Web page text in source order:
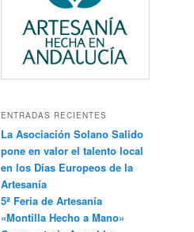
ENTRADAS RECIENTES
La Asociación Solano Salido
pone en valor el talento local
en los Días Europeos de la
Artesanía
5ª Feria de Artesanía
«Montilla Hecho a Mano»